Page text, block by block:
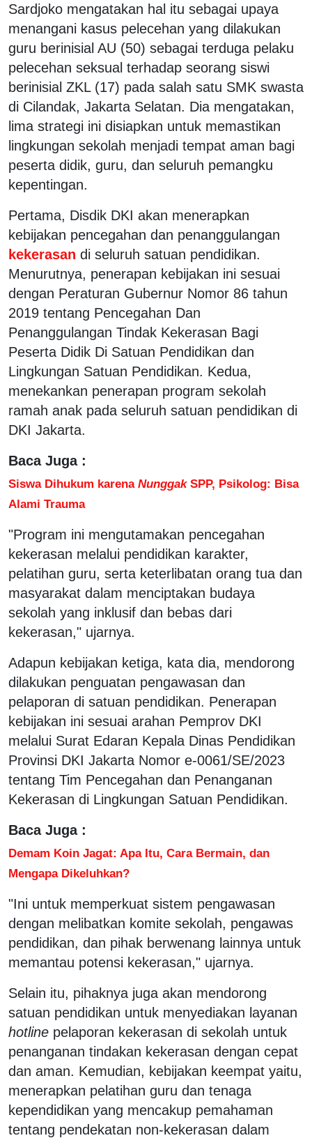
Sardjoko mengatakan hal itu sebagai upaya
menangani kasus pelecehan yang dilakukan
guru berinisial AU (50) sebagai terduga pelaku
pelecehan seksual terhadap seorang siswi
berinisial ZKL (17) pada salah satu SMK swasta
di Cilandak, Jakarta Selatan. Dia mengatakan,
lima strategi ini disiapkan untuk memastikan
lingkungan sekolah menjadi tempat aman bagi
peserta didik, guru, dan seluruh pemangku
kepentingan.
Pertama, Disdik DKI akan menerapkan
kebijakan pencegahan dan penanggulangan
kekerasan di seluruh satuan pendidikan.
Menurutnya, penerapan kebijakan ini sesuai
dengan Peraturan Gubernur Nomor 86 tahun
2019 tentang Pencegahan Dan
Penanggulangan Tindak Kekerasan Bagi
Peserta Didik Di Satuan Pendidikan dan
Lingkungan Satuan Pendidikan. Kedua,
menekankan penerapan program sekolah
ramah anak pada seluruh satuan pendidikan di
DKI Jakarta.
Baca Juga :
Siswa Dihukum karena NunggakSPP, Psikolog: Bisa
Alami Trauma
"Program ini mengutamakan pencegahan
kekerasan melalui pendidikan karakter,
pelatihan guru, serta keterlibatan orang tua dan
masyarakat dalam menciptakan budaya
sekolah yang inklusif dan bebas dari
kekerasan," ujarnya.
Adapun kebijakan ketiga, kata dia, mendorong
dilakukan penguatan pengawasan dan
pelaporan di satuan pendidikan. Penerapan
kebijakan ini sesuai arahan Pemprov DKI
melalui Surat Edaran Kepala Dinas Pendidikan
Provinsi DKI Jakarta Nomor e-0061/SE/2023
tentang Tim Pencegahan dan Penanganan
Kekerasan di Lingkungan Satuan Pendidikan.
Baca Juga :
Demam Koin Jagat: Apa Itu, Cara Bermain, dan
Mengapa Dikeluhkan?
"Ini untuk memperkuat sistem pengawasan
dengan melibatkan komite sekolah, pengawas
pendidikan, dan pihak berwenang lainnya untuk
memantau potensi kekerasan," ujarnya.
Selain itu, pihaknya juga akan mendorong
satuan pendidikan untuk menyediakan layanan
hotline pelaporan kekerasan di sekolah untuk
penanganan tindakan kekerasan dengan cepat
dan aman. Kemudian, kebijakan keempat yaitu,
menerapkan pelatihan guru dan tenaga
kependidikan yang mencakup pemahaman
tentang pendekatan non-kekerasan dalam